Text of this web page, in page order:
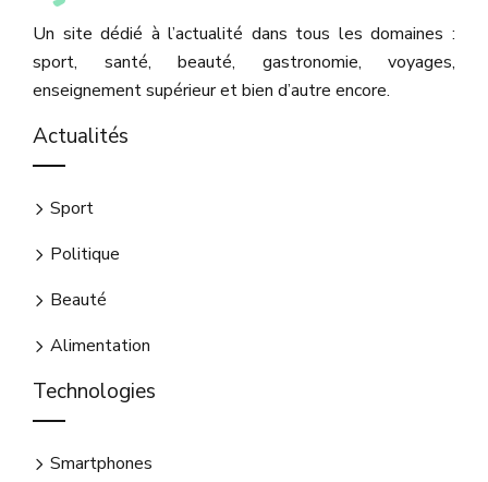
Un site dédié à l’actualité dans tous les domaines :
sport, santé, beauté, gastronomie, voyages,
enseignement supérieur et bien d’autre encore.
Actualités
Sport
Politique
Beauté
Alimentation
Technologies
Smartphones